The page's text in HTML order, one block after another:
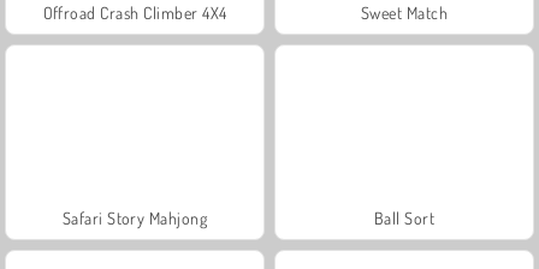
Offroad Crash Climber 4X4 Sweet Match
Safari Story Mahjong Ball Sort